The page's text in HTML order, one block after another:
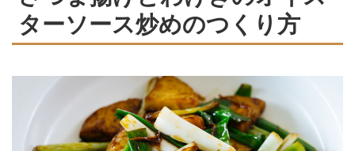
ターソース炒めのつくり方